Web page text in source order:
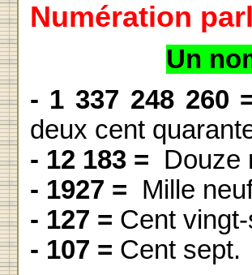
Numération
Un
- 1 337 248 260
deux cent
- 12 183 = Douze
- 1927 = Mille
- 127 = Cent
- 107 = Cent sept.